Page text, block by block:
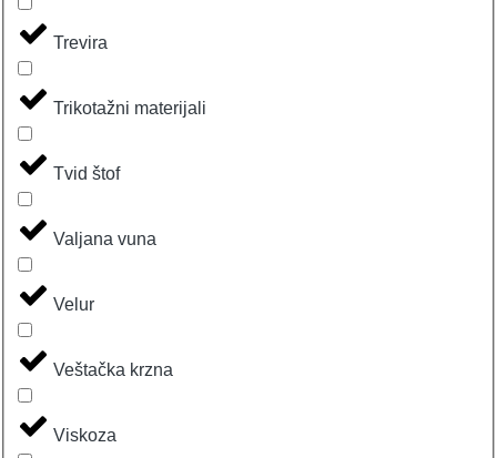
Trevira
Trikotažni materijali
Tvid štof
Valjana vuna
Velur
Veštačka krzna
Viskoza